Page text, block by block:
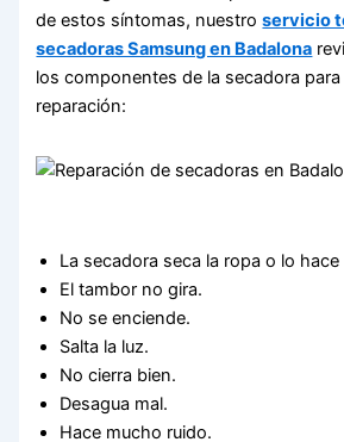
de estos síntomas, nuestroservicio
secadoras Samsung en Badalona
los componentes de la secadora
reparación:
La secadora seca la ropa o lo hace
El tambor no gira.
No se enciende.
Salta la luz.
No cierra bien.
Desagua mal.
Hace mucho ruido.